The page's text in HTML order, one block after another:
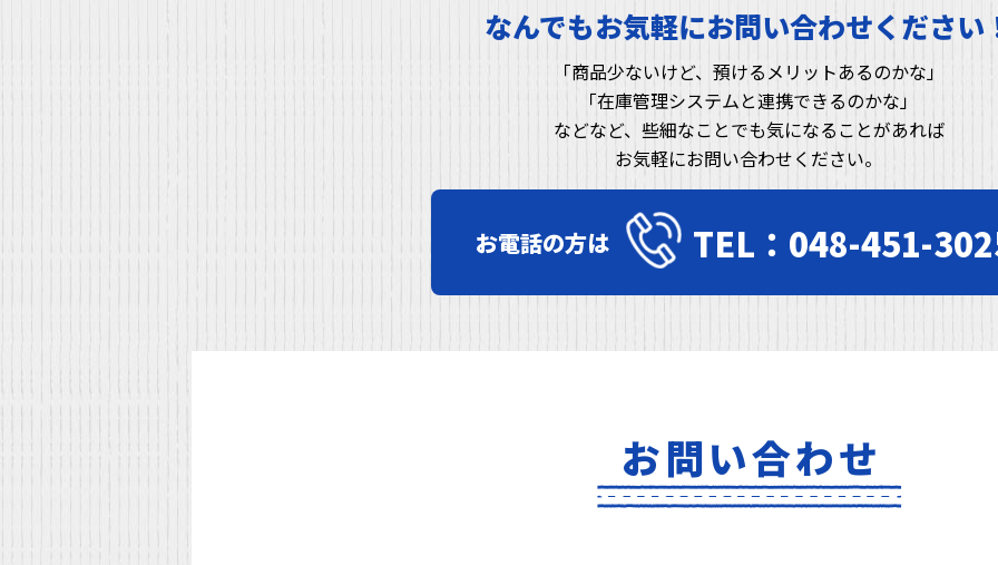
なんでもお気軽にお問い合わせください
「商品少ないけど、預けるメリットあるのかな」
「在庫管理システムと連携できるのかな」
などなど、些細なことでも気になることがあれば
お気軽にお問い合わせください。
お電話の方は TEL：048-451-
お問い合わせ